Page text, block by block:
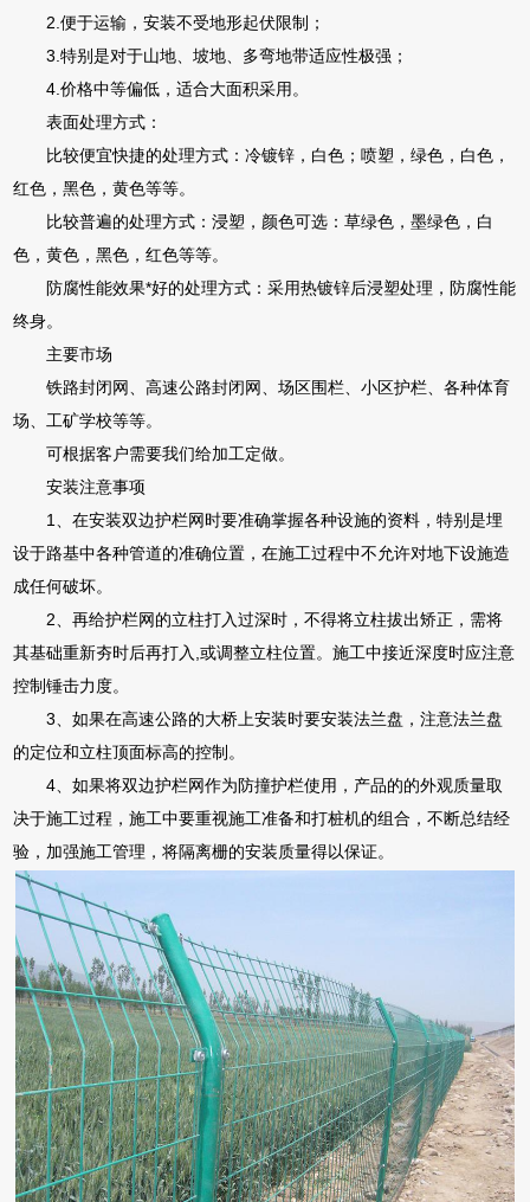
2.便于运输，安装不受地形起伏限制；
3.特别是对于山地、坡地、多弯地带适应性极强；
4.价格中等偏低，适合大面积采用。
表面处理方式：
比较便宜快捷的处理方式：冷镀锌，白色；喷塑，绿色，白色，
红色，黑色，黄色等等。
比较普遍的处理方式：浸塑，颜色可选：草绿色，墨绿色，白
色，黄色，黑色，红色等等。
防腐性能效果*好的处理方式：采用热镀锌后浸塑处理，防腐性能
终身。
主要市场
铁路封闭网、高速公路封闭网、场区围栏、小区护栏、各种体育
场、工矿学校等等。
可根据客户需要我们给加工定做。
安装注意事项
1、在安装双边护栏网时要准确掌握各种设施的资料，特别是埋
设于路基中各种管道的准确位置，在施工过程中不允许对地下设施造
成任何破坏。
2、再给护栏网的立柱打入过深时，不得将立柱拔出矫正，需将
其基础重新夯时后再打入,或调整立柱位置。施工中接近深度时应注意
控制锤击力度。
3、如果在高速公路的大桥上安装时要安装法兰盘，注意法兰盘
的定位和立柱顶面标高的控制。
4、如果将双边护栏网作为防撞护栏使用，产品的的外观质量取
决于施工过程，施工中要重视施工准备和打桩机的组合，不断总结经
验，加强施工管理，将隔离栅的安装质量得以保证。